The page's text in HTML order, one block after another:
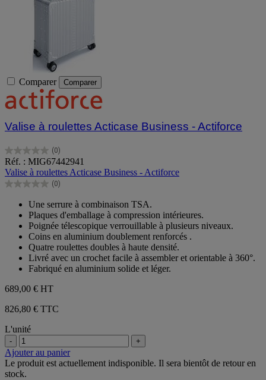
Comparer Comparer
Valise à roulettes Acticase Business - Actiforce
(0)
0.0
sur
5
étoiles.
Réf. : MIG67442941
Valise à roulettes Acticase Business - Actiforce
(0)
0.0
étoiles.
Une serrure à combinaison TSA.
Plaques d'emballage à compression intérieures.
Poignée télescopique verrouillable à plusieurs niveaux.
Coins en aluminium doublement renforcés .
Quatre roulettes doubles à haute densité.
Livré avec un crochet facile à assembler et orientable à 360°.
Fabriqué en aluminium solide et léger.
689,00 € HT
826,80 € TTC
L'unité
- +
Ajouter au panier
Le produit est actuellement indisponible. Il sera bientôt de retour en
stock.